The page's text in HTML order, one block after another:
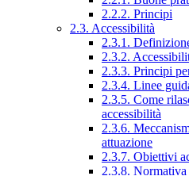
2.2.2. Principi
2.3. Accessibilità
2.3.1.
2.3.2.
2.3.3. Principi
2.3.4. Linee
2.3.5. Come
accessibilità
2.3.6.
attuazione
2.3.7. Obiettivi
2.3.8.